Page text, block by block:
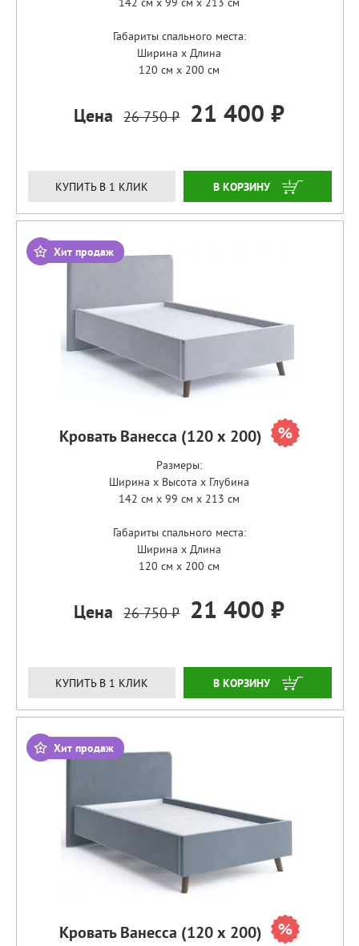
Габариты спального места:
Ширина x Длина
120 см x 200 см
Цена 26 750 ₽ 21 400 ₽
КУПИТЬ В 1 КЛИК ЗАКАЗАТЬ
Хит продаж
Кровать Ванесса (120 х 200)
Размеры:
Ширина x Высота x Глубина
142 см x 99 см x 213 см
Габариты спального места:
Ширина x Длина
120 см x 200 см
Цена 26 750 ₽ 21 400 ₽
КУПИТЬ В 1 КЛИК ЗАКАЗАТЬ
Хит продаж
Кровать Ванесса (120 х 200)